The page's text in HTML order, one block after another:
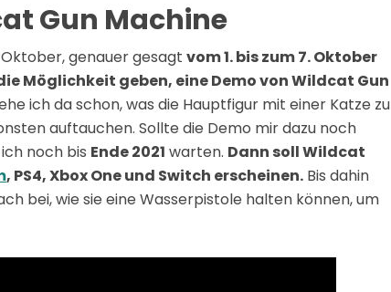
Gun Machine
genauer gesagt vom 1. bis zum 7. Oktober
Möglichkeit geben, eine Demo von Wildcat Gun
ich da schon, was die Hauptfigur mit einer Katze zu
auftauchen. Sollte die Demo mir dazu noch
noch bis Ende 2021 warten. Dann soll Wildcat
, PS4, Xbox One und Switch erscheinen. Bis dahin
bei, wie sie eine Wasserpistole halten können, um